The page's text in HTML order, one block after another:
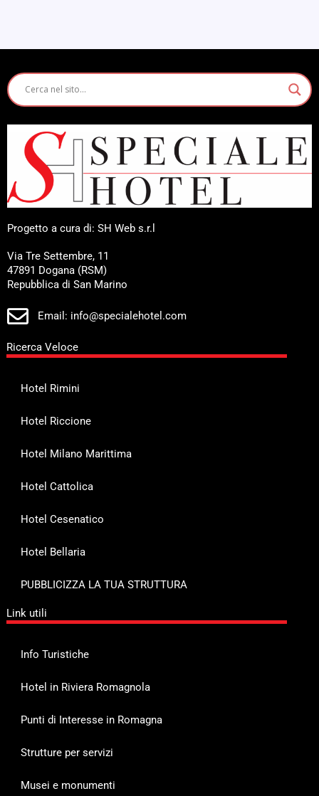
Progetto a cura di: SH Web s.r.l
Via Tre Settembre, 11
47891 Dogana (RSM)
Repubblica di San Marino
Email: info@specialehotel.com
Ricerca Veloce
Hotel Rimini
Hotel Riccione
Hotel Milano Marittima
Hotel Cattolica
Hotel Cesenatico
Hotel Bellaria
PUBBLICIZZA LA TUA STRUTTURA
Link utili
Info Turistiche
Hotel in Riviera Romagnola
Punti di Interesse in Romagna
Strutture per servizi
Musei e monumenti